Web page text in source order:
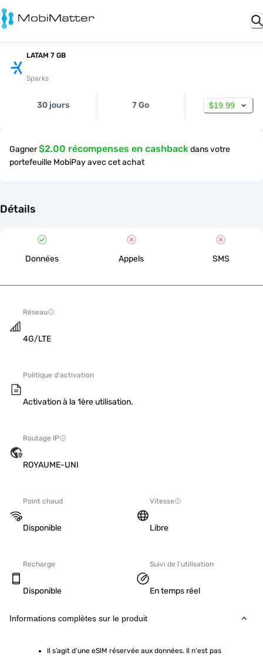
LATAM 7 GB
Sparks
30 jours 7 Go $19.99
Gagner$2.00 récompenses en cashbackdans votre
portefeuille MobiPay avec cet achat
Détails
Données Appels SMS
Réseau
4G/LTE
Politique d'activation
Activation à la 1ère utilisation.
Routage IP
ROYAUME-UNI
Point chaud
Disponible
Vitesse
Libre
Recharge
Disponible
Suivi de l'utilisation
En temps réel
Informations complètes sur le produit
Il s’agit d’une eSIM réservée aux données. Il n'est pas